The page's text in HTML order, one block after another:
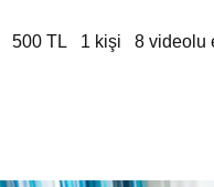
500 TL 1 kişi 8 videolu